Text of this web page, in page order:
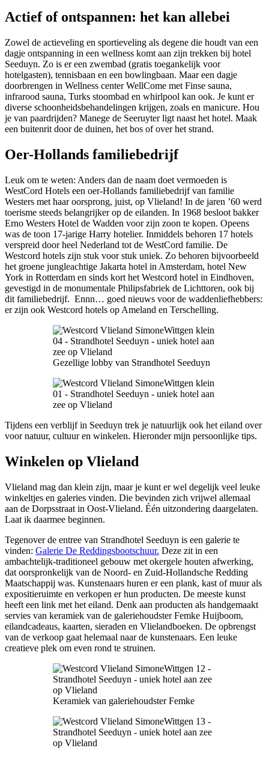
Actief of ontspannen: het kan allebei
Zowel de actieveling en sportieveling als degene die houdt van een
dagje ontspanning in een wellness komt aan zijn trekken bij hotel
Seeduyn. Zo is er een zwembad (gratis toegankelijk voor
hotelgasten), tennisbaan en een bowlingbaan. Maar een dagje
doorbrengen in Wellness center WellCome met Finse sauna,
infrarood sauna, Turks stoombad en whirlpool kan ook. Je kunt er
diverse schoonheidsbehandelingen krijgen, zoals en manicure. Hou
je van paardrijden? Manege de Seeruyter ligt naast het hotel. Maak
een buitenrit door de duinen, het bos of over het strand.
Oer-Hollands familiebedrijf
Leuk om te weten: Anders dan de naam doet vermoeden is
WestCord Hotels een oer-Hollands familiebedrijf van familie
Westers met haar oorsprong, juist, op Vlieland! In de jaren ’60 werd
toerisme steeds belangrijker op de eilanden. In 1968 besloot bakker
Erno Westers Hotel de Wadden voor zijn zoon te kopen. Opeens
was de toon 17-jarige Harry hotelier. Inmiddels behoren 17 hotels
verspreid door heel Nederland tot de WestCord familie. De
Westcord hotels zijn stuk voor stuk uniek. Zo behoren bijvoorbeeld
het groene jungleachtige Jakarta hotel in Amsterdam, hotel New
York in Rotterdam en sinds kort het Westcord hotel in Eindhoven,
gevestigd in de monumentale Philipsfabriek de Lichttoren, ook bij
dit familiebedrijf. Ennn… goed nieuws voor de waddenliefhebbers:
er zijn ook Westcord hotels op Ameland en Terschelling.
Gezellige lobby van Strandhotel Seeduyn
Tijdens een verblijf in Seeduyn trek je natuurlijk ook het eiland over
voor natuur, cultuur en winkelen. Hieronder mijn persoonlijke tips.
Winkelen op Vlieland
Vlieland mag dan klein zijn, maar je kunt er wel degelijk veel leuke
winkeltjes en galeries vinden. Die bevinden zich vrijwel allemaal
aan de Dorpsstraat in Oost-Vlieland. Één uitzondering daargelaten.
Laat ik daarmee beginnen.
Tegenover de entree van Strandhotel Seeduyn is een galerie te
vinden: Galerie De Reddingsbootschuur. Deze zit in een
ambachtelijk-traditioneel gebouw met okergele houten afwerking,
dat oorspronkelijk van de Noord- en Zuid-Hollandsche Redding
Maatschappij was. Kunstenaars huren er een plank, kast of muur als
expositieruimte en verkopen er hun producten. De meeste kunst
heeft een link met het eiland. Denk aan producten als handgemaakt
servies van keramiek van de galeriehoudster Femke Huijboom,
eilandcadeaus, kaarten, sieraden en Vlielandboeken. De opbrengst
van de verkoop gaat helemaal naar de kunstenaars. Een leuke
creatieve plek om even rond te struinen.
Keramiek van galeriehoudster Femke